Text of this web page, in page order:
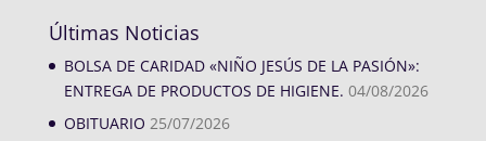
Últimas Noticias
BOLSA DE CARIDAD «NIÑO JESÚS DE LA PASIÓN»:
ENTREGA DE PRODUCTOS DE HIGIENE. 04/08/2026
OBITUARIO 25/07/2026